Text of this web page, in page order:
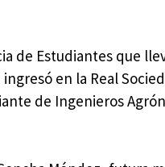
de Estudiantes que
en la Real
de Ingenieros